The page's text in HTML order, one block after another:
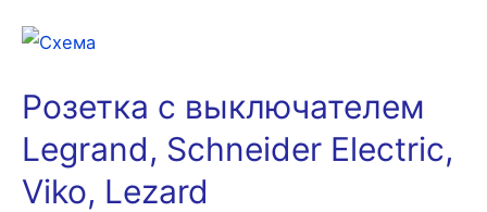
Розетка с выключателем
Legrand, Schneider Electric,
Viko, Lezard